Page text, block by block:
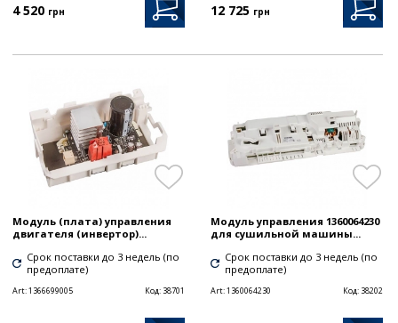
4 520 грн 12 725 грн
Модуль (плата) управления
двигателя (инвертор)...
Срок поставки до 3 недель (по
предоплате)
Art:1366699005 Код: 38701
Модуль управления 1360064230
для сушильной машины...
Срок поставки до 3 недель (по
предоплате)
Art:1360064230 Код: 38202